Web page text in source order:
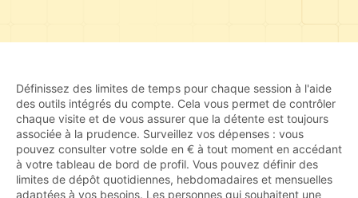
Définissez des limites de temps pour chaque session à l'aide
des outils intégrés du compte. Cela vous permet de contrôler
chaque visite et de vous assurer que la détente est toujours
associée à la prudence. Surveillez vos dépenses : vous
pouvez consulter votre solde en € à tout moment en accédant
à votre tableau de bord de profil. Vous pouvez définir des
limites de dépôt quotidiennes, hebdomadaires et mensuelles
adaptées à vos besoins. Les personnes qui souhaitent une